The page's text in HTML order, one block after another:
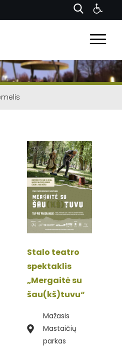
Stalo teatro
spektaklis
„Mergaitė su
šau(kš)tuvu“
Mažasis
Mastaičių
parkas